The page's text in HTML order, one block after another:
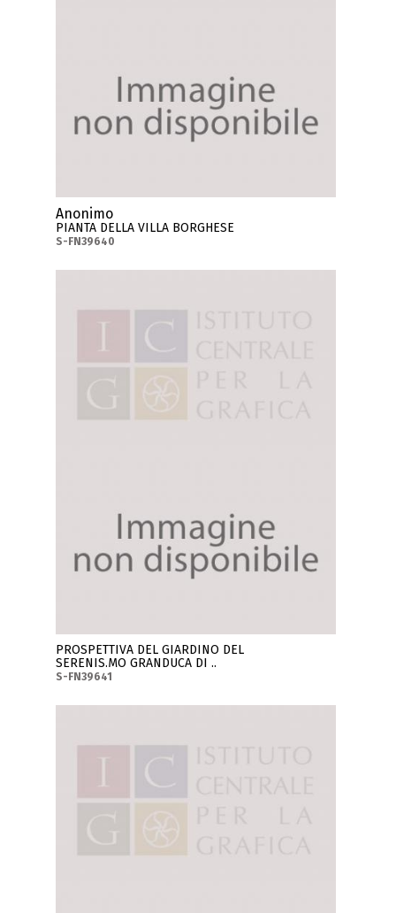
Anonimo
PIANTA DELLA VILLA BORGHESE
S-FN39640
PROSPETTIVA DEL GIARDINO DEL
SERENIS.MO GRANDUCA DI ..
S-FN39641